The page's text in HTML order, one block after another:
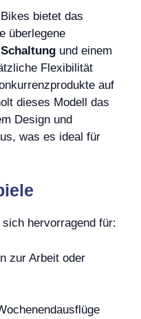
bietet das
überlegene
und einem
Flexibilität
auf
dieses Modell das
Design und
was es ideal für
sich hervorragend für:
zur Arbeit oder